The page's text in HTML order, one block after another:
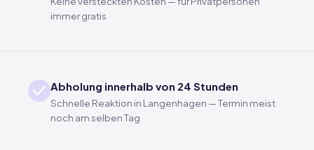
immer gratis
Abholung innerhalb von 24 Stunden
Schnelle Reaktion in Langenhagen — Termin meist
noch am selben Tag